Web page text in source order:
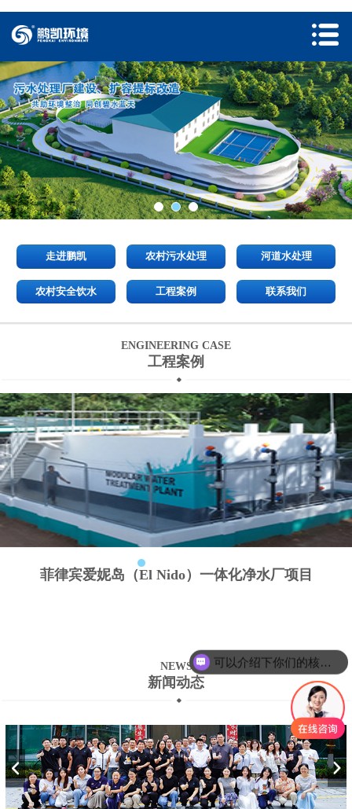
走进鹏凯 农村污水处理 河道水处理
农村安全饮水 工程案例 联系我们
ENGINEERING CASE
工程案例
菲律宾爱妮岛（El Nido）一体化净水厂项目
NEWS
新闻动态